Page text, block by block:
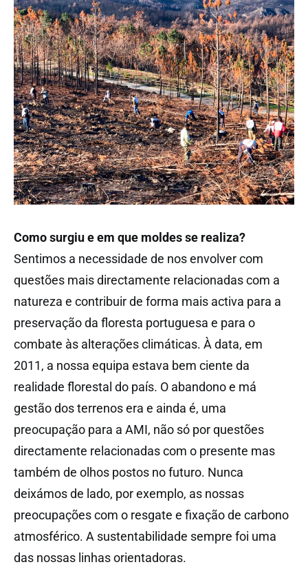
Como surgiu e em que moldes se realiza?
Sentimos a necessidade de nos envolver com
questões mais directamente relacionadas com a
natureza e contribuir de forma mais activa para a
preservação da floresta portuguesa e para o
combate às alterações climáticas. À data, em
2011, a nossa equipa estava bem ciente da
realidade florestal do país. O abandono e má
gestão dos terrenos era e ainda é, uma
preocupação para a AMI, não só por questões
directamente relacionadas com o presente mas
também de olhos postos no futuro. Nunca
deixámos de lado, por exemplo, as nossas
preocupações com o resgate e fixação de carbono
atmosférico. A sustentabilidade sempre foi uma
das nossas linhas orientadoras.